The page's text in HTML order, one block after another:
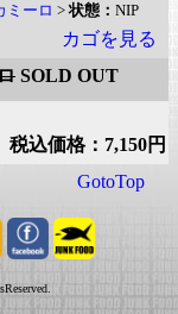
ミーロ >状態： NIP
カゴを見る
SOLD OUT
込価格：7,150円
GotoTop